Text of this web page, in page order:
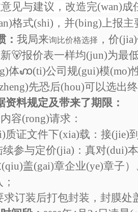
见与建议，改造完(wan)
格式(shi)，并(bing)上报主
： 我局来询比价格选择 ，价
🐻报价表一样均(jun)为最低
公司规(gui)模(mo)性、
先恐后(hou)可以选出
资料规定及带来了期限：
容(rong)请求：
质证文件下(xia)载：接(jie)
参与定价(jia)：真对(dui)
(qiu)盖(gai)章企业(ye)章
订装后打包封装，封膜处